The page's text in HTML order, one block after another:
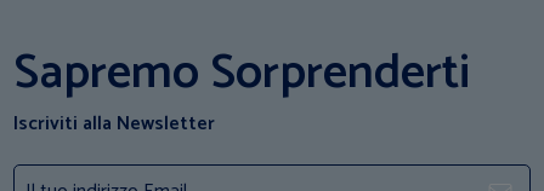
Sapremo Sorprenderti
Iscriviti alla Newsletter